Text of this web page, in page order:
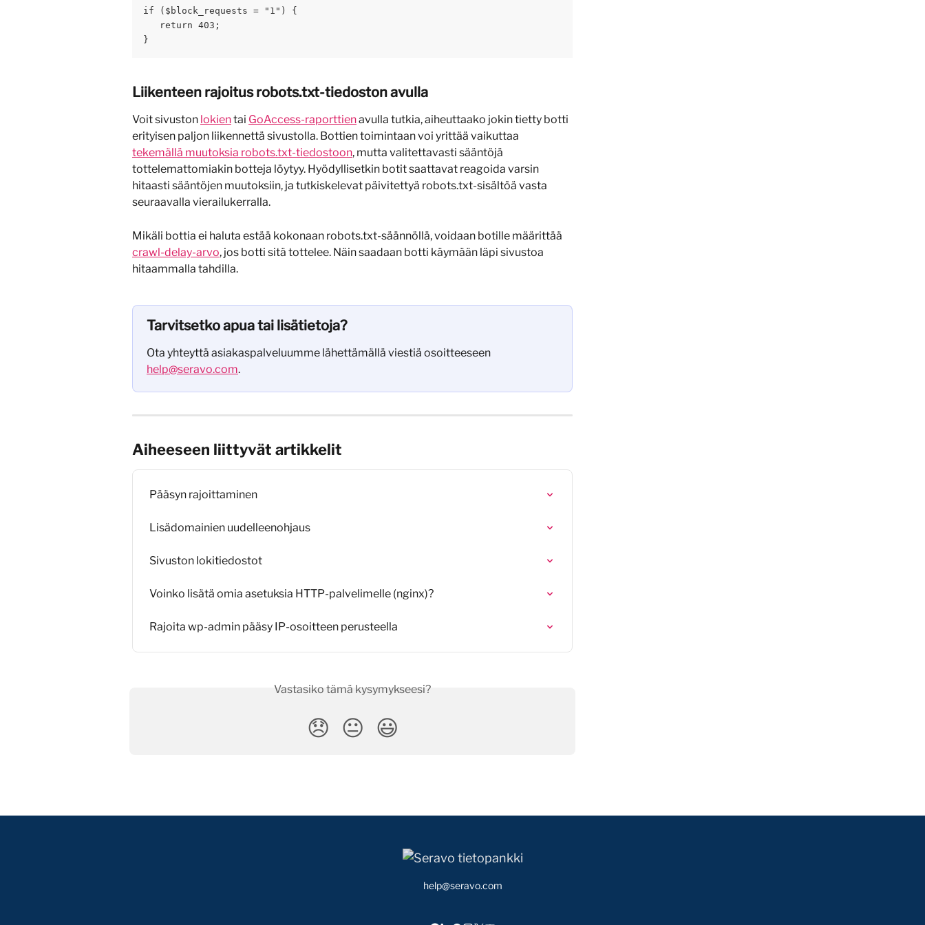
if ($block_requests = "1") {
   return 403;
}
Liikenteen rajoitus robots.txt-tiedoston avulla
Voit sivuston lokien tai GoAccess-raporttien avulla tutkia, aiheuttaako jokin tietty botti
erityisen paljon liikennettä sivustolla. Bottien toimintaan voi yrittää vaikuttaa
tekemällä muutoksia robots.txt-tiedostoon, mutta valitettavasti sääntöjä
tottelemattomiakin botteja löytyy. Hyödyllisetkin botit saattavat reagoida varsin
hitaasti sääntöjen muutoksiin, ja tutkiskelevat päivitettyä robots.txt-sisältöä vasta
seuraavalla vierailukerralla.
Mikäli bottia ei haluta estää kokonaan robots.txt-säännöllä, voidaan botille määrittää
crawl-delay-arvo, jos botti sitä tottelee. Näin saadaan botti käymään läpi sivustoa
hitaammalla tahdilla.
Tarvitsetko apua tai lisätietoja?
Ota yhteyttä asiakaspalveluumme lähettämällä viestiä osoitteeseen
help@seravo.com.
Aiheeseen liittyvät artikkelit
Pääsyn rajoittaminen
Lisädomainien uudelleenohjaus
Sivuston lokitiedostot
Voinko lisätä omia asetuksia HTTP-palvelimelle (nginx)?
Rajoita wp-admin pääsy IP-osoitteen perusteella
Vastasiko tämä kysymykseesi?
😞 😐 😃
help@seravo.com